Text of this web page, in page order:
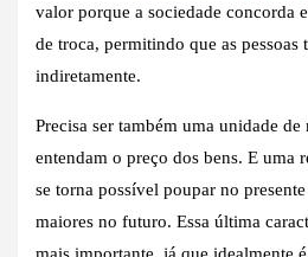
valor porque a sociedade concorda
de troca, permitindo que as pessoas
indiretamente.
Precisa ser também uma unidade
entendam o preço dos bens. E uma
se torna possível poupar no
maiores no futuro. Essa última
mais importante, já que idealmente